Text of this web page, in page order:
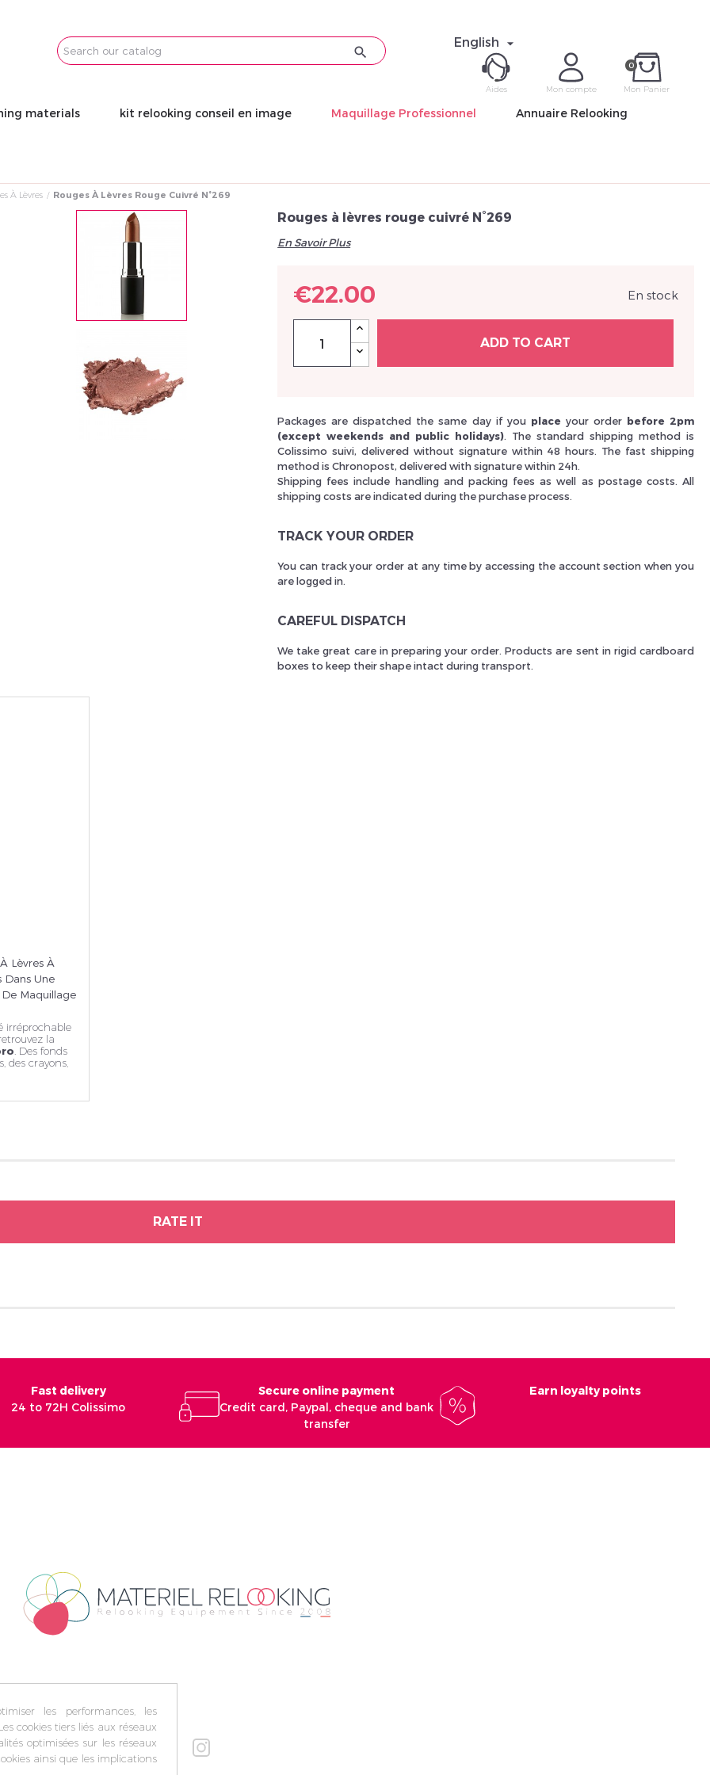

English 
0
Mon Panier
Mon compte
Email
Mot de
Déjà
réinitialiser votre mot de passe
Des
Aides
materials kit relooking conseil en image Maquillage Professionnel Annuaire Relooking
À Lèvres Rouges À Lèvres Rouge Cuivré N°269
Rouges à lèvres rouge cuivré N°269
En Savoir Plus
€22.00 En stock
ADD TO CART
Packages are dispatched the same day if youplaceyour orderbefore 2pm
(except weekends and public holidays) . The standard shipping method is
Colissimo suivi, delivered without signature within 48 hours. The fast shipping
method is Chronopost, delivered with signature within 24h.
Shipping fees include handling and packing fees as well as postage costs. All
shipping costs are indicated during the purchase process.
TRACK YOUR ORDER
You can track your order at any time by accessing the account section when you
are logged in.
CAREFUL DISPATCH
We take great care in preparing your order. Products are sent in rigid cardboard
boxes to keep their shape intact during transport.
Lèvres À
Dans Une
Maquillage
irréprochable
la
. Des fonds
des crayons,
RATE IT
Fast delivery
24 to 72H Colissimo
Secure online payment
Credit card, Paypal, cheque and bank
transfer
Earn loyalty points
les performances, les
cookies tiers liés aux réseaux
optimisées sur les réseaux
ainsi que les implications